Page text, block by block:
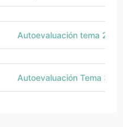
Autoevaluación tema 2:
Autoevaluación Tema 3_